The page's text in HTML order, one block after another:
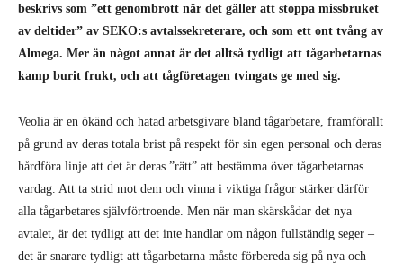
beskrivs som ”ett genombrott när det gäller att stoppa missbruket
av deltider” av SEKO:s avtalssekreterare, och som ett ont tvång av
Almega. Mer än något annat är det alltså tydligt att tågarbetarnas
kamp burit frukt, och att tågföretagen tvingats ge med sig.
Veolia är en ökänd och hatad arbetsgivare bland tågarbetare, framförallt
på grund av deras totala brist på respekt för sin egen personal och deras
hårdföra linje att det är deras ”rätt” att bestämma över tågarbetarnas
vardag. Att ta strid mot dem och vinna i viktiga frågor stärker därför
alla tågarbetares självförtroende. Men när man skärskådar det nya
avtalet, är det tydligt att det inte handlar om någon fullständig seger –
det är snarare tydligt att tågarbetarna måste förbereda sig på nya och